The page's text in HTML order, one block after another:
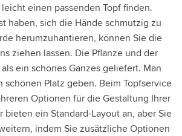
einen passenden Topf finden.
haben, sich die Hände schmutzig zu
herumzuhantieren, können Sie die
ziehen lassen. Die Pflanze und der
ein schönes Ganzes geliefert. Man
schönen Platz geben. Beim Topfservice
Optionen für die Gestaltung Ihrer
bieten ein Standard-Layout an, aber Sie
indem Sie zusätzliche Optionen